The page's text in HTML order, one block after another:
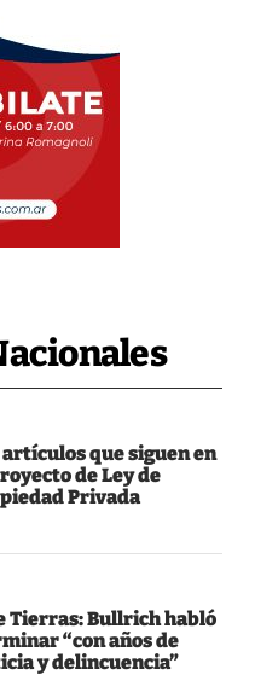
artículos que siguen en
de Ley de
Privada
Tierras: Bullrich habló
“con años de
y delincuencia”